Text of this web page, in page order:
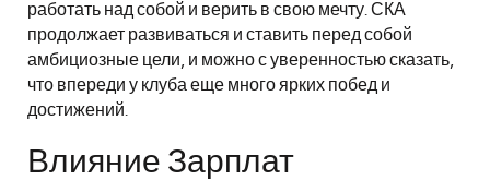
работать над собой и верить в свою мечту. СКА
продолжает развиваться и ставить перед собой
амбициозные цели, и можно с уверенностью сказать,
что впереди у клуба еще много ярких побед и
достижений.
Влияние Зарплат